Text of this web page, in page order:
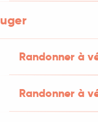
Randonner à
Randonner à